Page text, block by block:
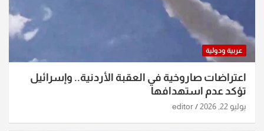
عربية ودولية
اعتراضات صاروخية في العقبة الأردنية.. وإسرائيل
تؤكد عدم استهدافها
يوليو 22, 2026 editor